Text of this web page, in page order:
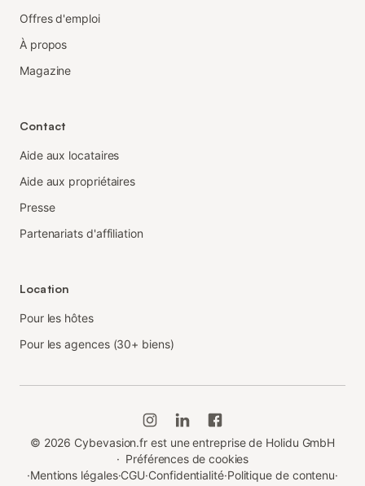
Offres d'emploi
À propos
Magazine
Contact
Aide aux locataires
Aide aux propriétaires
Presse
Partenariats d'affiliation
Location
Pour les hôtes
Pour les agences (30+ biens)
© 2026 Cybevasion.fr est une entreprise de Holidu GmbH
· Préférences de cookies
·Mentions légales·CGU·Confidentialité·Politique de contenu·